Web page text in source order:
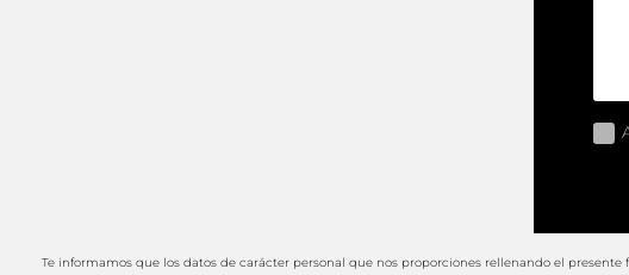
Te informamos que los datos de carácter personal que nos proporciones rellenando el